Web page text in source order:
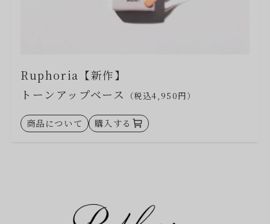
Ruphoria【新作】
トーンアップベース
（税込4,950円）
商品について 購入する